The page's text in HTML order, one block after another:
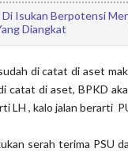
Isukan Berpotensi
Diangkat
di catat di aset
catat di aset, BPKD
LH , kalo jalan berarti
serah terima PSU